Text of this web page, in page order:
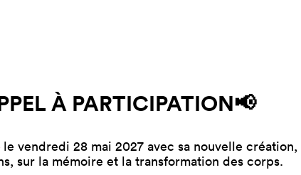
À PARTICIPATION📢
le vendredi 28 mai 2027 avec sa nouvelle création,
sur la mémoire et la transformation des corps.